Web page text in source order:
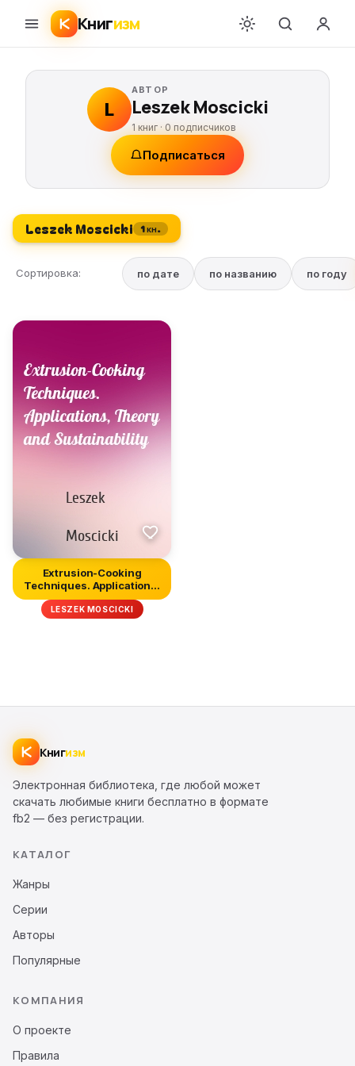
Книгизм
L
АВТОР
Leszek Moscicki
1 книг · 0 подписчиков
Подписаться
Leszek Moscicki 1 кн.
Сортировка: по дате по названию по году
Extrusion-Cooking
Techniques. Applications,
Theory...
LESZEK MOSCICKI
Книгизм
Электронная библиотека, где любой может
скачать любимые книги бесплатно в формате
fb2 — без регистрации.
КАТАЛОГ
Жанры
Серии
Авторы
Популярные
КОМПАНИЯ
О проекте
Правила